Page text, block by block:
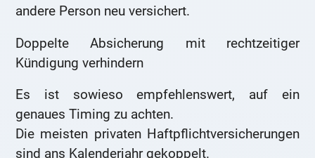
andere Person neu versichert.
Doppelte Absicherung mit rechtzeitiger
Kündigung verhindern
Es ist sowieso empfehlenswert, auf ein
genaues Timing zu achten.
Die meisten privaten Haftpflichtversicherungen
sind ans Kalenderjahr gekoppelt.